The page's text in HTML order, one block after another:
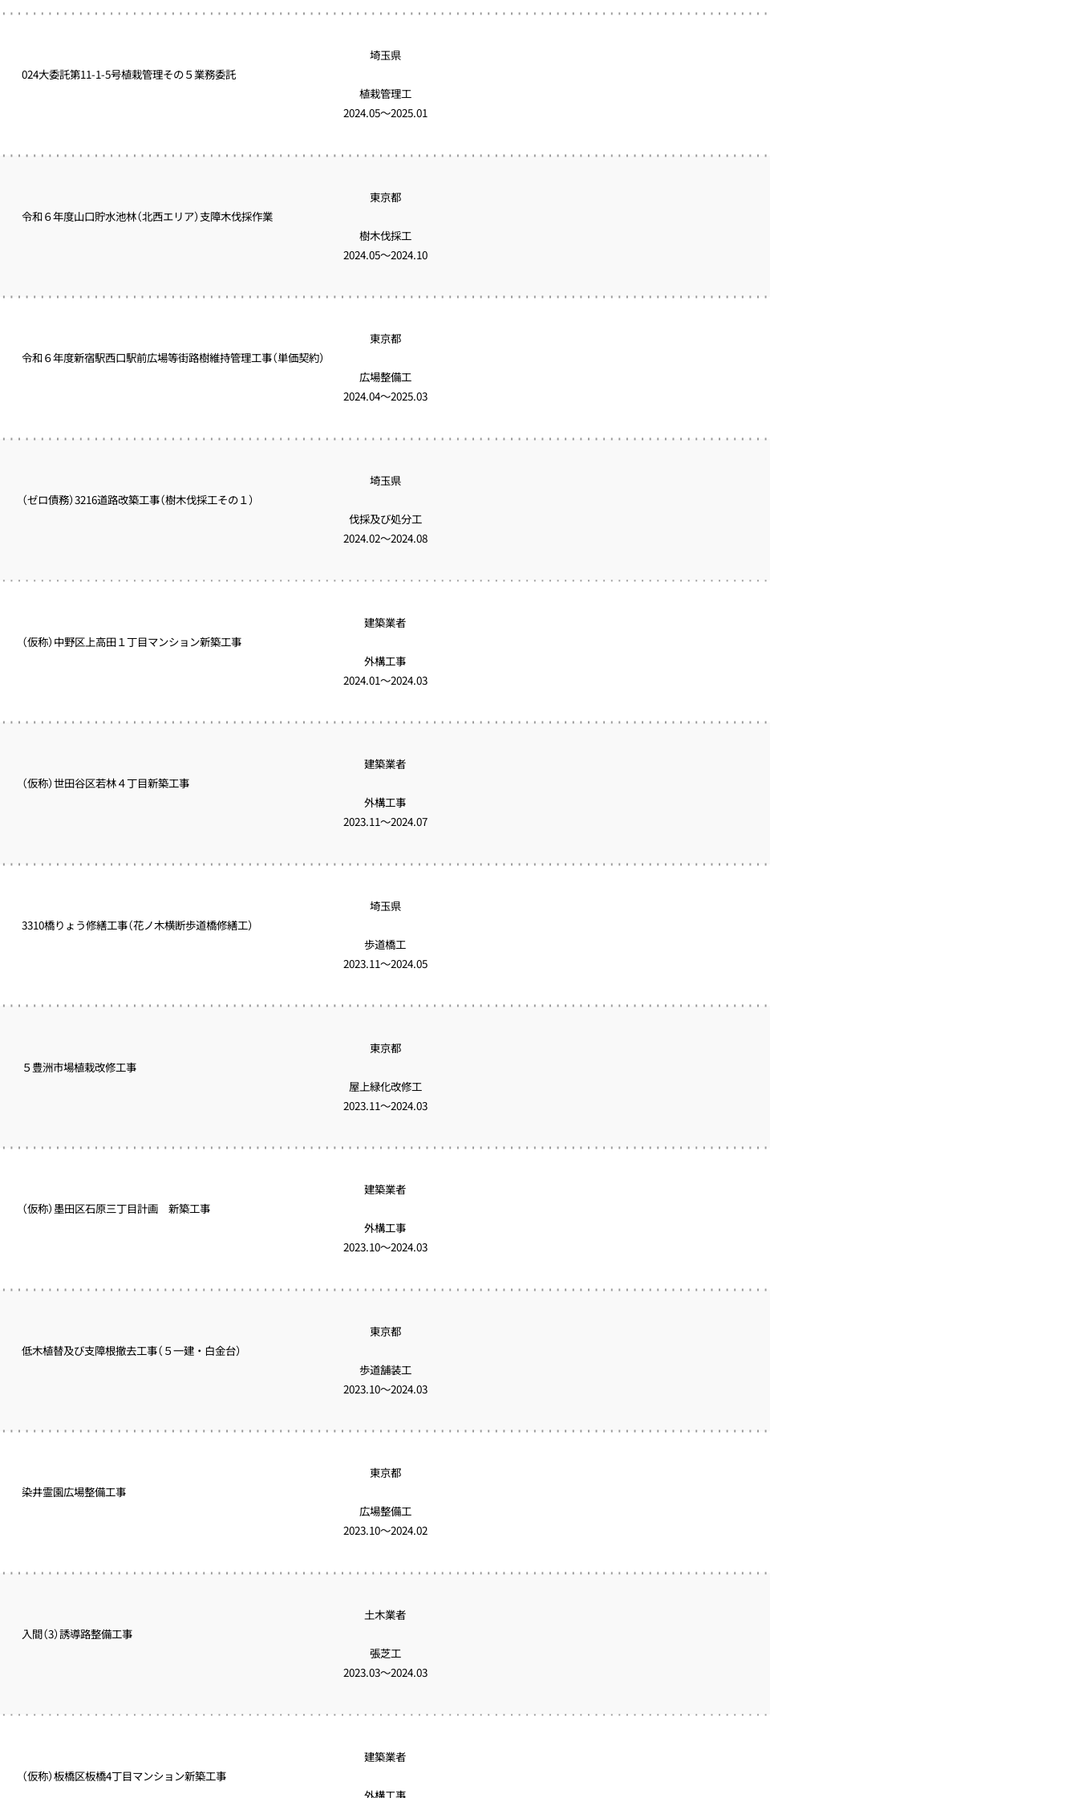
埼玉県
024大委託第11-1-5号植栽管理その５業務委託
植栽管理工
2024.05～2025.01
東京都
令和６年度山口貯水池林（北西エリア）支障木伐採作業
樹木伐採工
2024.05～2024.10
東京都
令和６年度新宿駅西口駅前広場等街路樹維持管理工事（単価契約）
広場整備工
2024.04～2025.03
埼玉県
（ゼロ債務）3216道路改築工事（樹木伐採工その１）
伐採及び処分工
2024.02～2024.08
建築業者
（仮称）中野区上高田１丁目マンション新築工事
外構工事
2024.01～2024.03
建築業者
（仮称）世田谷区若林４丁目新築工事
外構工事
2023.11～2024.07
埼玉県
3310橋りょう修繕工事（花ノ木横断歩道橋修繕工）
歩道橋工
2023.11～2024.05
東京都
５豊洲市場植栽改修工事
屋上緑化改修工
2023.11～2024.03
建築業者
（仮称）墨田区石原三丁目計画 新築工事
外構工事
2023.10～2024.03
東京都
低木植替及び支障根撤去工事（５一建・白金台）
歩道舗装工
2023.10～2024.03
東京都
染井霊園広場整備工事
広場整備工
2023.10～2024.02
土木業者
入間（3）誘導路整備工事
張芝工
2023.03～2024.03
建築業者
（仮称）板橋区板橋4丁目マンション新築工事
外構工事